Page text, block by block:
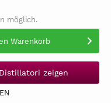
möglich.
Warenkorb
zeigen